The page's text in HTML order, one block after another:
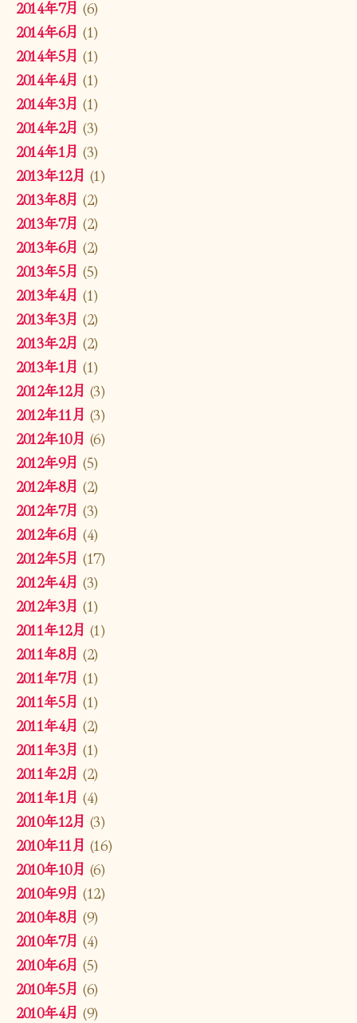
2014年7月 (6)
2014年6月 (1)
2014年5月 (1)
2014年4月 (1)
2014年3月 (1)
2014年2月 (3)
2014年1月 (3)
2013年12月 (1)
2013年8月 (2)
2013年7月 (2)
2013年6月 (2)
2013年5月 (5)
2013年4月 (1)
2013年3月 (2)
2013年2月 (2)
2013年1月 (1)
2012年12月 (3)
2012年11月 (3)
2012年10月 (6)
2012年9月 (5)
2012年8月 (2)
2012年7月 (3)
2012年6月 (4)
2012年5月 (17)
2012年4月 (3)
2012年3月 (1)
2011年12月 (1)
2011年8月 (2)
2011年7月 (1)
2011年5月 (1)
2011年4月 (2)
2011年3月 (1)
2011年2月 (2)
2011年1月 (4)
2010年12月 (3)
2010年11月 (16)
2010年10月 (6)
2010年9月 (12)
2010年8月 (9)
2010年7月 (4)
2010年6月 (5)
2010年5月 (6)
2010年4月 (9)